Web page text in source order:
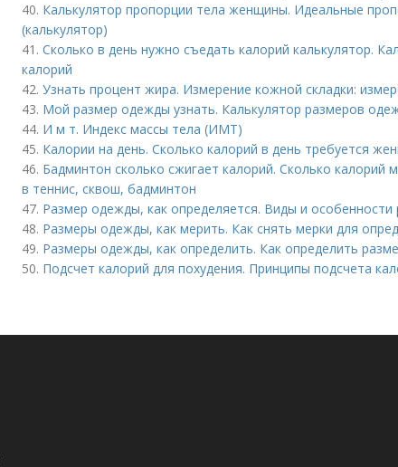
40. Калькулятор пропорции тела женщины. Идеальные
(калькулятор)
41. Сколько в день нужно съедать калорий калькулятор.
калорий
42. Узнать процент жира. Измерение кожной складки:
43. Мой размер одежды узнать. Калькулятор размеров
44. И м т. Индекс массы тела (ИМТ)
45. Калории на день. Сколько калорий в день требуется
46. Бадминтон сколько сжигает калорий. Сколько калорий
в теннис, сквош, бадминтон
47. Размер одежды, как определяется. Виды и особенности
48. Размеры одежды, как мерить. Как снять мерки для
49. Размеры одежды, как определить. Как определить
50. Подсчет калорий для похудения. Принципы подсчета